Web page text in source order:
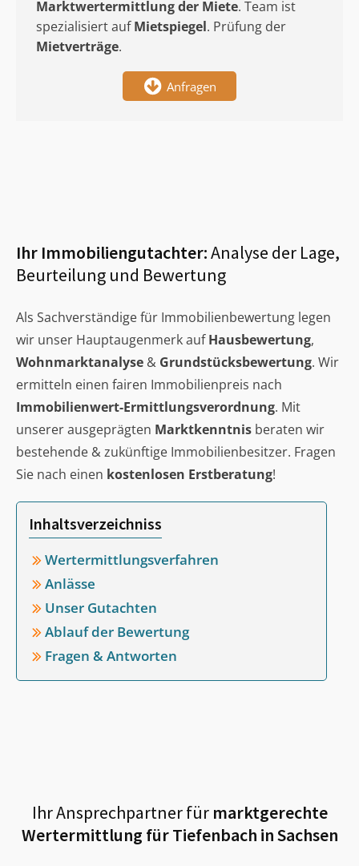
Marktwertermittlungder Miete. Team ist
spezialisiert aufMietspiegel. Prüfung der
Mietverträge.
Anfragen
Ihr Immobiliengutachter:Analyse der Lage,
Beurteilung und Bewertung
Als Sachverständige für Immobilienbewertung legen
wir unser Hauptaugenmerk aufHausbewertung,
Wohnmarktanalyse & Grundstücksbewertung. Wir
ermitteln einen fairen Immobilienpreis nach
Immobilienwert-Ermittlungsverordnung. Mit
unserer ausgeprägten Marktkenntnis beraten wir
bestehende & zukünftige Immobilienbesitzer. Fragen
Sie nach einen kostenlosen Erstberatung!
Inhaltsverzeichniss
Wertermittlungsverfahren
Anlässe
Unser Gutachten
Ablauf der Bewertung
Fragen & Antworten
Ihr Ansprechpartner fürmarktgerechte
Wertermittlung fürTiefenbach in Sachsen